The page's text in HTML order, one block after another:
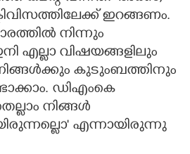
ഇറങ്ങണം.
നിന്നും
എല്ലാ വിഷയങ്ങളിലും
കുടുംബത്തിനും
ഡിഎംകെ
നിങ്ങൾ
എന്നായിരുന്നു